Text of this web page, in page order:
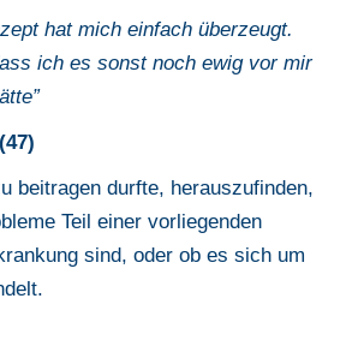
hat mich einfach überzeugt.
ich es sonst noch ewig vor mir
beitragen durfte, herauszufinden,
Teil einer vorliegenden
sind, oder ob es sich um